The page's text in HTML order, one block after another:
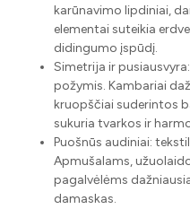
karūnavimo lipdiniai,
elementai suteikia
didingumo įspūdį.
Simetrija ir
požymis. Kambariai
kruopščiai suderintos
sukuria tvarkos ir
Puošnūs audiniai:
Apmušalams,
pagalvėlėms
damaskas.